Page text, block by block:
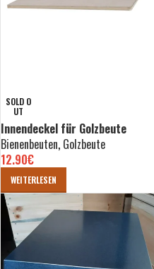
SOLD O
UT
Innendeckel für Golzbeute
Bienenbeuten, Golzbeute
12.90€
WEITERLESEN